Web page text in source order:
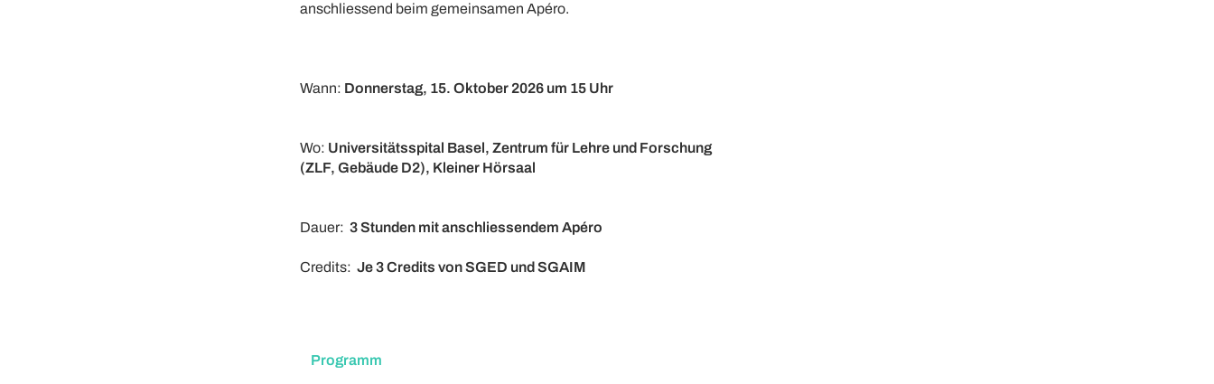
anschliessend beim gemeinsamen Apéro.
Wann: Donnerstag, 15. Oktober 2026 um 15 Uhr
Wo: Universitätsspital Basel, Zentrum für Lehre und Forschung
(ZLF, Gebäude D2), Kleiner Hörsaal
Dauer: 3 Stunden mit anschliessendem Apéro
Credits: Je 3 Credits von SGED und SGAIM
Programm